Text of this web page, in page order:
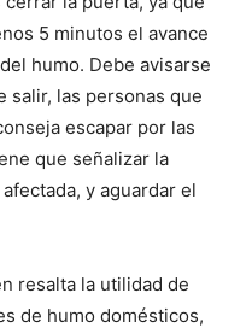
5 minutos el avance
humo. Debe avisarse
salir, las personas que
escapar por las
que señalizar la
y aguardar el
resalta la utilidad de
de humo domésticos,